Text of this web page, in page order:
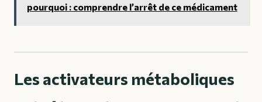
pourquoi : comprendre l’arrêt de ce médicament
Les activateurs métaboliques